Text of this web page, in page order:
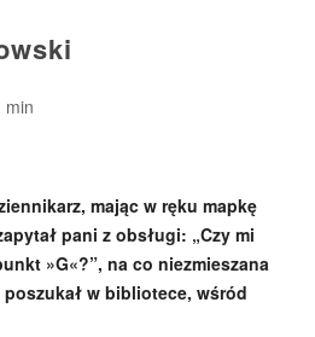
min
mając w ręku mapkę
pani z obsługi: „Czy mi
»G«?”, na co niezmieszana
w bibliotece, wśród